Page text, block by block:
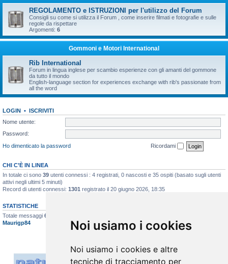
Noi usiamo i cookies
Noi usiamo i cookies e altre
tecniche di tracciamento per
REGOLAMENTO e ISTRUZIONI per l'utilizzo del Forum
Consigli su come si utilizza il Forum , come inserire filmati e fotografie e sulle
regole da rispettare
Argomenti: 6
Gommoni e Motori International
Rib International
Forum in lingua inglese per scambio esperienze con gli amanti del gommone
da tutto il mondo
English-language section for experiences exchange with rib's passionate from
all the word
LOGIN • ISCRIVITI
Nome utente:
Password:
Ho dimenticato la password
Ricordami
CHI C’È IN LINEA
In totale ci sono 39 utenti connessi : 4 registrati, 0 nascosti e 35 ospiti (basato sugli utenti
attivi negli ultimi 5 minuti)
Record di utenti connessi: 1301 registrato il 20 giugno 2026, 18:35
STATISTICHE
Totale messaggi 6622
Maurigp84